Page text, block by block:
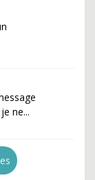
ne...